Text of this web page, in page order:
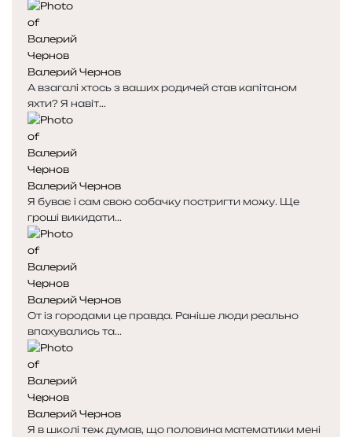
е
д
н
я
с
т
о
р
і
н
к
а
у
п
н
а
с
т
о
р
і
н
к
а
Валерий Чернов
А взагалі хтось з ваших родичей став капітаном
яхти? Я навіт...
Валерий Чернов
Я буває і сам свою собачку постригти можу. Ще
гроші викидати...
Валерий Чернов
От із городами це правда. Раніше люди реально
впахувались та...
Валерий Чернов
Я в школі теж думав, що половина математики мені